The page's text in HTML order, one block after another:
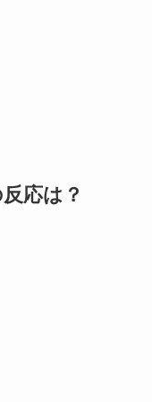
応は？